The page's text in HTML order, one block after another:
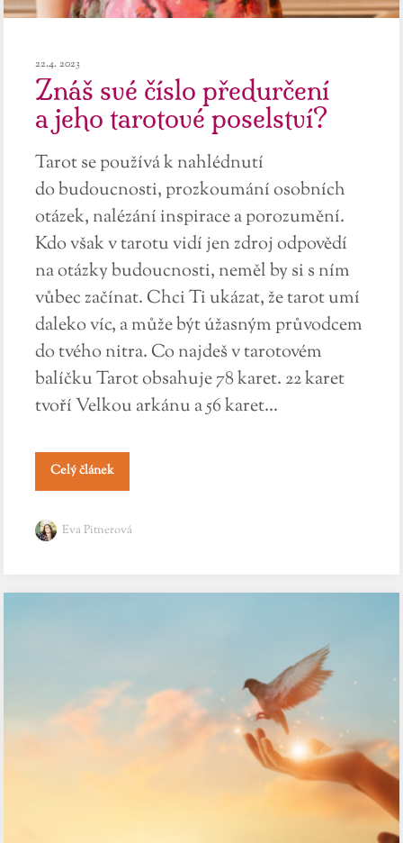
22.4. 2023
Znáš své číslo předurčení
a jeho tarotové poselství?
Tarot se používá k nahlédnutí
do budoucnosti, prozkoumání osobních
otázek, nalézání inspirace a porozumění.
Kdo však v tarotu vidí jen zdroj odpovědí
na otázky budoucnosti, neměl by si s ním
vůbec začínat. Chci Ti ukázat, že tarot umí
daleko víc, a může být úžasným průvodcem
do tvého nitra. Co najdeš v tarotovém
balíčku Tarot obsahuje 78 karet. 22 karet
tvoří Velkou arkánu a 56 karet...
Celý článek
Eva Pitnerová